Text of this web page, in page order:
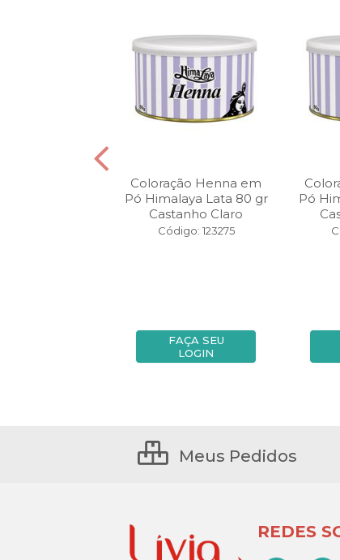
Coloração Henna em
Pó Himalaya Lata 80 gr
Castanho Claro
Código: 123275
FAÇA SEU
LOGIN
Pó
Meus Pedidos
REDES